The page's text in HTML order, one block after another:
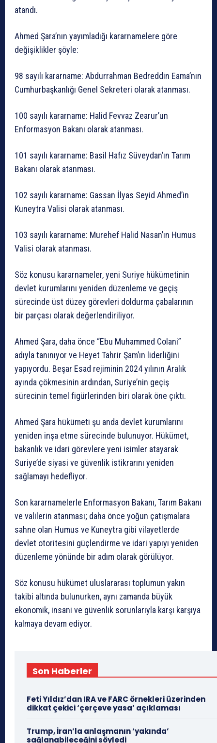
atandı.
Ahmed Şara’nın yayımladığı kararnamelere göre
değişiklikler şöyle:
98 sayılı kararname: Abdurrahman Bedreddin Eama’nın
Cumhurbaşkanlığı Genel Sekreteri olarak atanması.
100 sayılı kararname: Halid Fevvaz Zearur’un
Enformasyon Bakanı olarak atanması.
101 sayılı kararname: Basil Hafız Süveydan’ın Tarım
Bakanı olarak atanması.
102 sayılı kararname: Gassan İlyas Seyid Ahmed’in
Kuneytra Valisi olarak atanması.
103 sayılı kararname: Murehef Halid Nasan’ın Humus
Valisi olarak atanması.
Söz konusu kararnameler, yeni Suriye hükümetinin
devlet kurumlarını yeniden düzenleme ve geçiş
sürecinde üst düzey görevleri doldurma çabalarının
bir parçası olarak değerlendiriliyor.
Ahmed Şara, daha önce “Ebu Muhammed Colani”
adıyla tanınıyor ve Heyet Tahrir Şam’ın liderliğini
yapıyordu. Beşar Esad rejiminin 2024 yılının Aralık
ayında çökmesinin ardından, Suriye’nin geçiş
sürecinin temel figürlerinden biri olarak öne çıktı.
Ahmed Şara hükümeti şu anda devlet kurumlarını
yeniden inşa etme sürecinde bulunuyor. Hükümet,
bakanlık ve idari görevlere yeni isimler atayarak
Suriye’de siyasi ve güvenlik istikrarını yeniden
sağlamayı hedefliyor.
Son kararnamelerle Enformasyon Bakanı, Tarım Bakanı
ve valilerin atanması; daha önce yoğun çatışmalara
sahne olan Humus ve Kuneytra gibi vilayetlerde
devlet otoritesini güçlendirme ve idari yapıyı yeniden
düzenleme yönünde bir adım olarak görülüyor.
Söz konusu hükümet uluslararası toplumun yakın
takibi altında bulunurken, aynı zamanda büyük
ekonomik, insani ve güvenlik sorunlarıyla karşı karşıya
kalmaya devam ediyor.
Son Haberler
Feti Yıldız’dan IRA ve FARC örnekleri üzerinden
dikkat çekici ‘çerçeve yasa’ açıklaması
Trump, İran’la anlaşmanın ‘yakında’
sağlanabileceğini söyledi